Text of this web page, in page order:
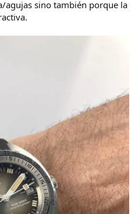
agujas sino también porque la